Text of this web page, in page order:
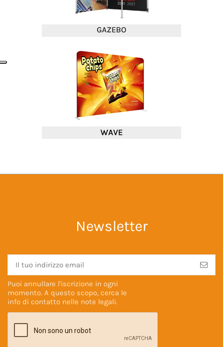
Newsletter
Puoi annullare l'iscrizione in ogni
momento. A questo scopo, cerca le
info di contatto nelle note legali.